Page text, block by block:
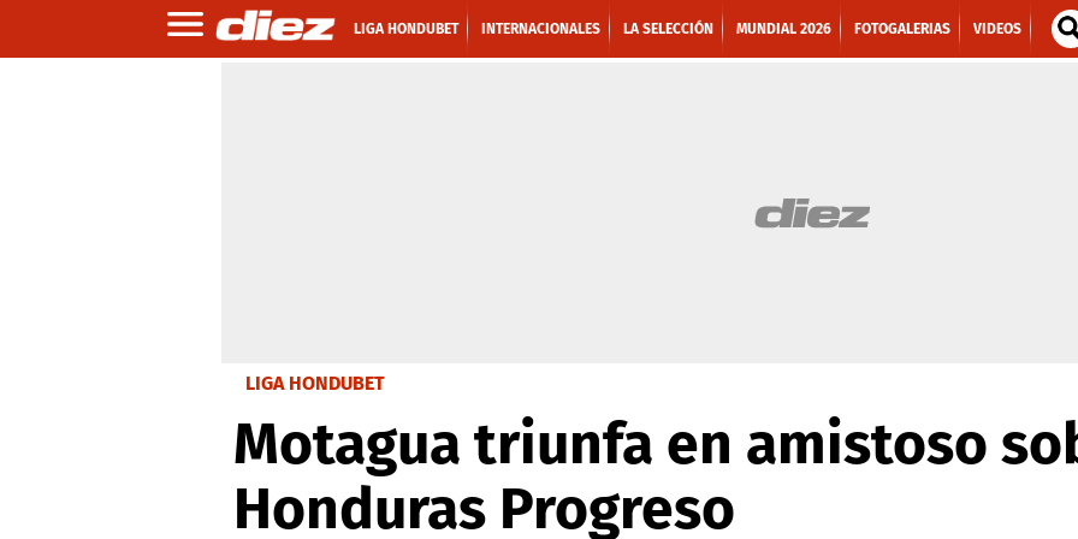
LIGA HONDUBET INTERNACIONALES LA SELECCIÓN MUNDIAL 2026 FOTOGALERIAS VIDEOS
LIGA HONDUBET
Motagua triunfa en amistoso
Honduras Progreso